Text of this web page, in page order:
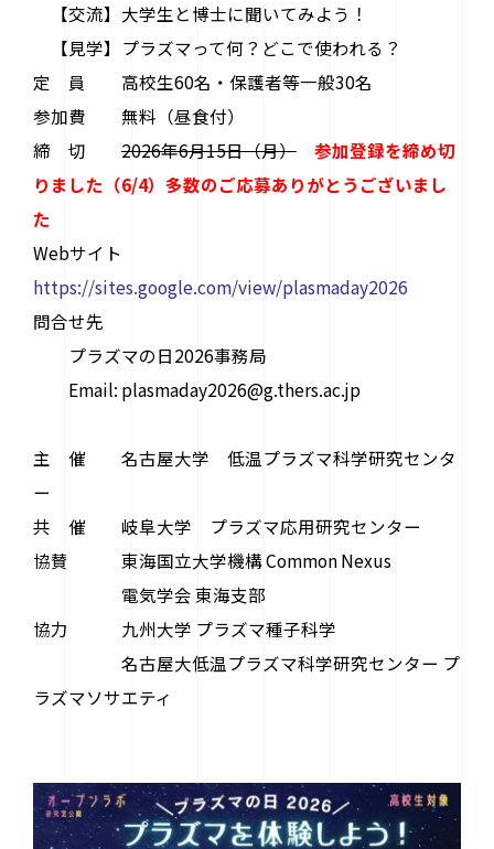
【交流】大学生と博士に聞いてみよう！
【見学】プラズマって何？どこで使われる？
定 員 高校生60名・保護者等一般30名
参加費 無料（昼食付）
締 切2026年6月15日（月）参加登録を締め切
りました（6/4）多数のご応募ありがとうございまし
た
Webサイト
https://sites.google.com/view/plasmaday2026
問合せ先
プラズマの日2026事務局
Email: plasmaday2026@g.thers.ac.jp
主 催 名古屋大学 低温プラズマ科学研究センタ
ー
共 催 岐阜大学 プラズマ応用研究センター
協賛 東海国立大学機構 Common Nexus
電気学会 東海支部
協力 九州大学 プラズマ種子科学
名古屋大低温プラズマ科学研究センター プ
ラズマソサエティ